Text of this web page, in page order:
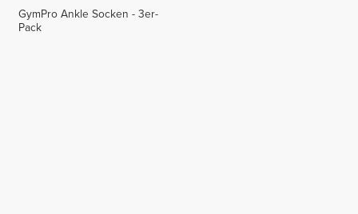
GymPro Ankle Socken - 3er-
Pack